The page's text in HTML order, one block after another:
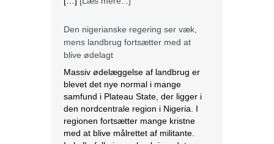
samfund i Plateau State, der ligger i
regionen fortsætter mange kristne
med at blive målrettet af militante.
Lokalbefolkningen beskriver det som
etnisk udrensning. Angriberne bruger
forskellige strategier, der spænder fra
drab, afbrænding af huse og
fødevarelagre og ødelæggelse […]
[Læs mere...]